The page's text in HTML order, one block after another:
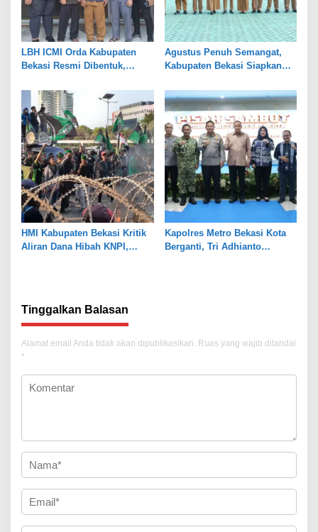
LBH ICMI Orda Kabupaten
Bekasi Resmi Dibentuk,
Pendampingan Hukum
Agustus Penuh Semangat,
Kabupaten Bekasi Siapkan
Hari Besar
HMI Kabupaten Bekasi Kritik
Aliran Dana Hibah KNPI,
Kapolres Metro Bekasi Kota
Berganti, Tri Adhianto
Tinggalkan Balasan
Alamat email Anda tidak akan dipublikasikan. Ruas yang wajib ditandai
*